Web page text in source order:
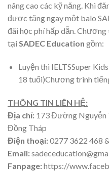
nâng cao các kỹ năng. Khi
được tặng ngay một balo
đãi học phí hấp dẫn.Chương
tại SADEC Education gồm:
Luyện thi IELTSSuper
18 tuổi)Chương trình
THÔNG TIN LIÊN HỆ:
Địa chỉ: 173 Đường Nguyễn
Đồng Tháp
Điện thoại:0277 3622 468
Email:
Fanpage:https://